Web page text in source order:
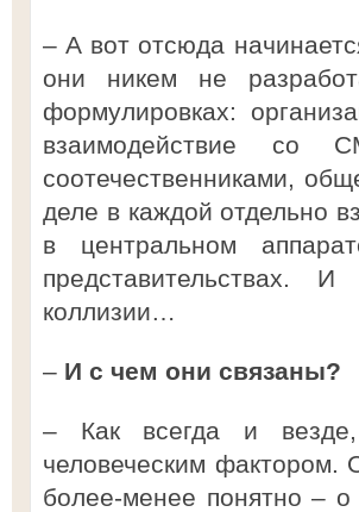
– А вот отсюда
они никем не
формулировках:
взаимодействие со
соотечественниками,
деле в каждой отдельно
в центральном
представительствах.
коллизии…
– И с чем они связаны?
– Как всегда и
человеческим
более-менее понятно –